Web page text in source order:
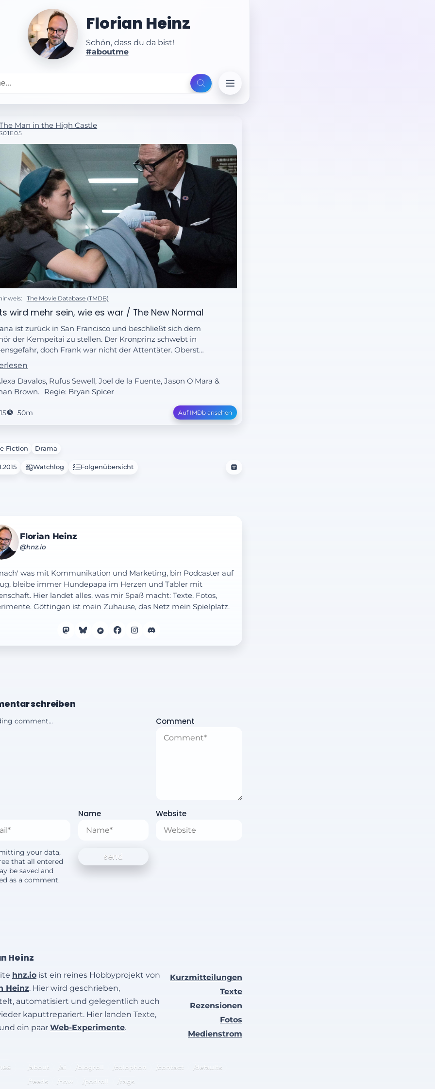
Florian Heinz
Schön, dass du da bist!
#aboutme
Man in the High Castle
The Movie Database (TMDB)
wird mehr sein, wie es war / The New Normal
ist zurück in San Francisco und beschließt sich dem
der Kempeitai zu stellen. Der Kronprinz schwebt in
doch Frank war nicht der Attentäter. Oberst
gelingt es, mit Hilfe von Tagomi aus seinem Arrest
und seine Dokumente doch noch zu
doch seine Tarnung fliegt auf.
Davalos, Rufus Sewell, Joel de la Fuente, Jason O'Mara &
Brown.
Regie: Bryan Spicer
50m Auf IMDb ansehen
Fiction Drama
Watchlog Folgenübersicht
Florian Heinz
@hnz.io
was mit Kommunikation und Marketing, bin Podcaster auf
bleibe immer Hundepapa im Herzen und Tabler mit
Hier landet alles, was mir Spaß macht: Texte, Fotos,
Göttingen ist mein Zuhause, das Netz mein Spielplatz.
schreiben
comment... Comment
Name Website
your data,
that all entered
be saved and
as a comment.
Heinz
hnz.io ist ein reines Hobbyprojekt von
Heinz. Hier wird geschrieben,
automatisiert und gelegentlich auch
kaputtrepariert. Hier landen Texte,
ein paar Web-Experimente.
Kurzmitteilungen
Texte
Rezensionen
Fotos
Medienstrom
/about /ai /blogroll /colophon /contact
/defaults
/feeds
/now /podroll /tags